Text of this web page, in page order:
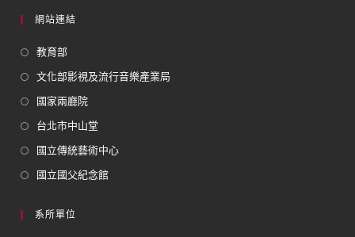
網站連結
教育部
文化部影視及流行音樂產業局
國家兩廳院
台北市中山堂
國立傳統藝術中心
國立國父紀念館
系所單位